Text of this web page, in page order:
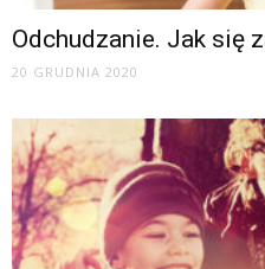
Odchudzanie. Jak się
20 GRUDNIA 2020